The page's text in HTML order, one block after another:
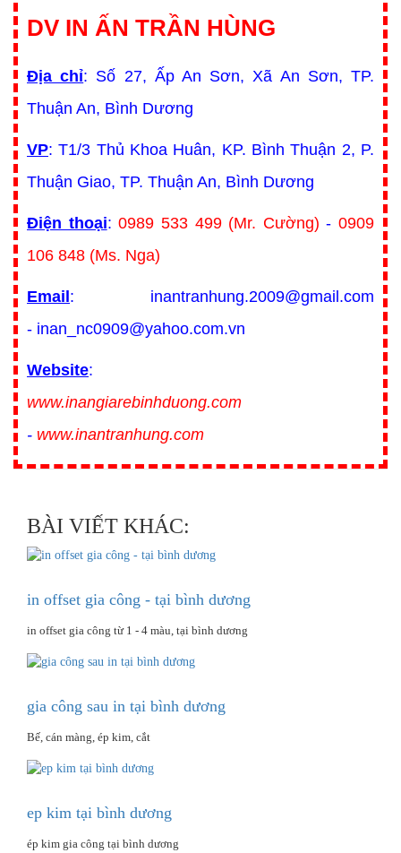
DV IN ẤN TRẦN HÙNG
Địa chỉ: Số 27, Ấp An Sơn, Xã An Sơn, TP.
Thuận An, Bình Dương
VP: T1/3 Thủ Khoa Huân, KP. Bình Thuận 2, P.
Thuận Giao, TP. Thuận An, Bình Dương
Điện thoại:0989 533 499 (Mr. Cường) - 0909
106 848 (Ms. Nga)
Email: inantranhung.2009@gmail.com
- inan_nc0909@yahoo.com.vn
Website:
www.inangiarebinhduong.com
- www.inantranhung.com
BÀI VIẾT KHÁC:
in offset gia công - tại bình dương
in offset gia công từ 1 - 4 màu, tại bình dương
gia công sau in tại bình dương
Bế, cán màng, ép kim, cắt
ep kim tại bình dương
ép kim gia công tại bình dương